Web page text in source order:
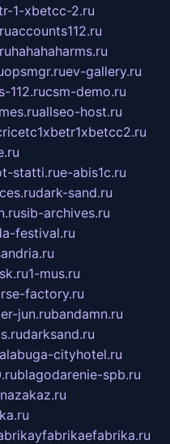
1-xbetcc-2.ru
accounts112.ru
hahahaharms.ru
opsmgr.ruev-gallery.ru
112.rucsm-demo.ru
allseo-host.ru
statti.rue-abis1c.ru
dark-sand.ru
sib-archives.ru
festival.ru
1-mus.ru
factory.ru
jun.rubandamn.ru
darksand.ru
alabuga-cityhotel.ru
blagodarenie-spb.ru